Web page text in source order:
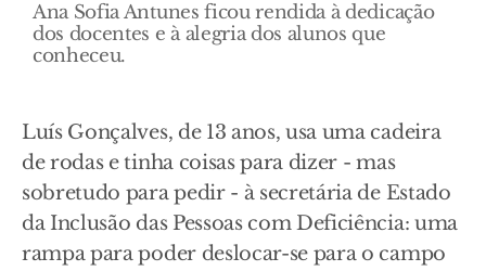
Ana Sofia Antunes ficou rendida à dedicação
dos docentes e à alegria dos alunos que
conheceu.
Luís Gonçalves, de 13 anos, usa uma cadeira
de rodas e tinha coisas para dizer - mas
sobretudo para pedir - à secretária de Estado
da Inclusão das Pessoas com Deficiência: uma
rampa para poder deslocar-se para o campo